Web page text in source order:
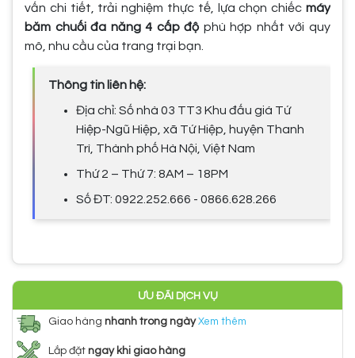
vấn chi tiết, trải nghiệm thực tế, lựa chọn chiếc máy
băm chuối đa năng 4 cấp độphù hợp nhất với quy
mô, nhu cầu của trang trại bạn.
Thông tin liên hệ:
Địa chỉ: Số nhà 03 TT3 Khu đấu giá Tứ
Hiệp-Ngũ Hiệp, xã Tứ Hiệp, huyện Thanh
Trì, Thành phố Hà Nội, Việt Nam
Thứ 2 – Thứ 7: 8AM – 18PM
Số ĐT: 0922.252.666 - 0866.628.266
ƯU ĐÃI DỊCH VỤ
Giao hàng nhanh trong ngày Xem thêm
Lắp đặt ngay khi giao hàng